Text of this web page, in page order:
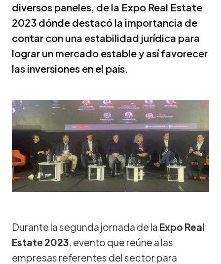
diversos paneles, de la Expo Real Estate
2023 dónde destacó la importancia de
contar con una estabilidad jurídica para
lograr un mercado estable y así favorecer
las inversiones en el país.
Durante la segunda jornada de la Expo Real
Estate 2023, evento que reúne a las
empresas referentes del sector para